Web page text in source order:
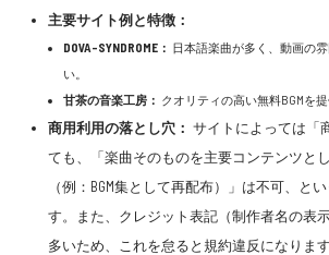
主要サイト例と特徴：
DOVA-SYNDROME： 日本語楽曲が多く、動画の
い。
甘茶の音楽工房： クオリティの高い無料BGMを提
商用利用の落とし穴： サイトによっては「
ても、「楽曲そのものを主要コンテンツと
（例：BGM集として再配布）」は不可、と
す。また、クレジット表記（制作者名の表
多いため、これを怠ると規約違反になります